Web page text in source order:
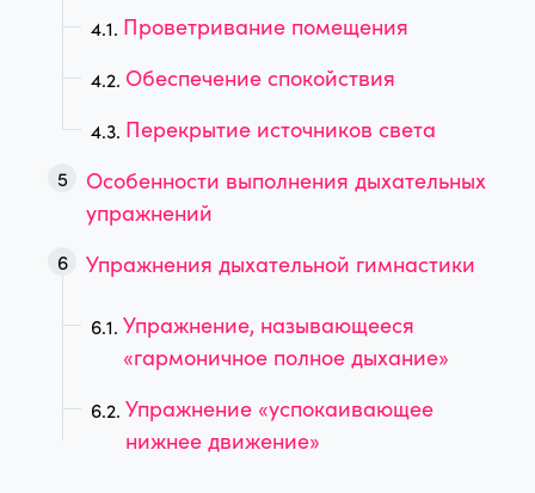
Проветривание помещения
Обеспечение спокойствия
Перекрытие источников света
Особенности выполнения дыхательных
упражнений
Упражнения дыхательной гимнастики
Упражнение, называющееся
«гармоничное полное дыхание»
Упражнение «успокаивающее
нижнее движение»